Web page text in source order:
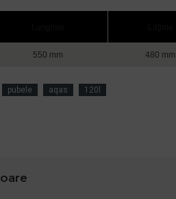
550 mm 480 mm
pubele aqas 120l